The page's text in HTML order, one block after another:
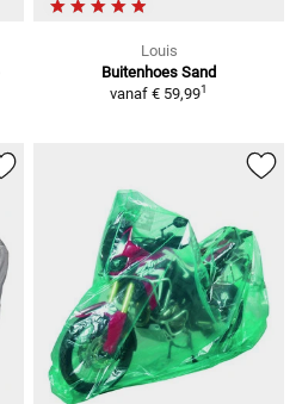
Louis
Buitenhoes Sand
vanaf € 59,991